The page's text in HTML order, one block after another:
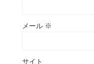
メール ※
サイト